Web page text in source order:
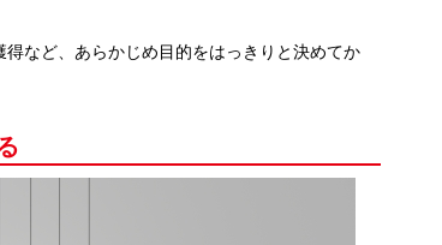
など、あらかじめ目的をはっきりと決めてか